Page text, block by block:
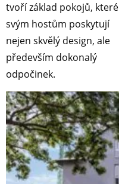
tvoří základ pokojů, které
svým hostům poskytují
nejen skvělý design, ale
především dokonalý
odpočinek.